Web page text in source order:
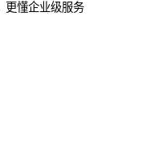
更懂企业级服务